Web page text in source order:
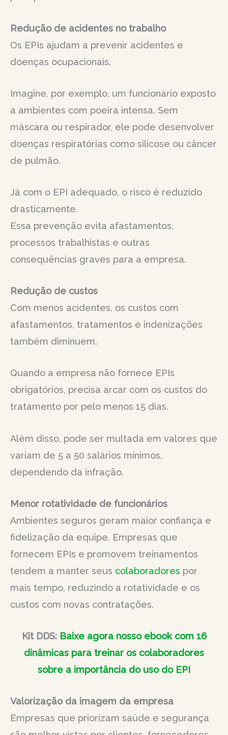
Redução de acidentes no trabalho
Os EPIs ajudam a prevenir acidentes e
doenças ocupacionais.
Imagine, por exemplo, um funcionário exposto
a ambientes com poeira intensa. Sem
máscara ou respirador, ele pode desenvolver
doenças respiratórias como silicose ou câncer
de pulmão.
Já com o EPI adequado, o risco é reduzido
drasticamente.
Essa prevenção evita afastamentos,
processos trabalhistas e outras
consequências graves para a empresa.
Redução de custos
Com menos acidentes, os custos com
afastamentos, tratamentos e indenizações
também diminuem.
Quando a empresa não fornece EPIs
obrigatórios, precisa arcar com os custos do
tratamento por pelo menos 15 dias.
Além disso, pode ser multada em valores que
variam de 5 a 50 salários mínimos,
dependendo da infração.
Menor rotatividade de funcionários
Ambientes seguros geram maior confiança e
fidelização da equipe. Empresas que
fornecem EPIs e promovem treinamentos
tendem a manter seus colaboradores por
mais tempo, reduzindo a rotatividade e os
custos com novas contratações.
Kit DDS: Baixe agora nosso ebook com 16
dinâmicas para treinar os colaboradores
sobre a importância do uso do EPI
Valorização da imagem da empresa
Empresas que priorizam saúde e segurança